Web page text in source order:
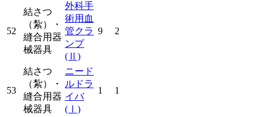
52
結さつ
（紮）・
縫合用器
械器具
外科手
術用血
管クラ
ンプ
(Ⅱ)
9 2
53
結さつ
（紮）・
縫合用器
械器具
ニード
ルドラ
イバ
(Ⅰ)
1 1